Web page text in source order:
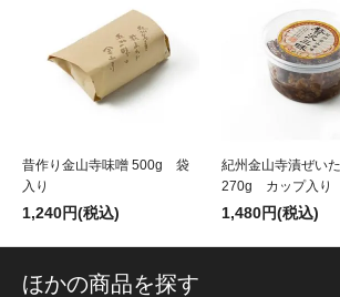
昔作り金山寺味噌 500g 袋
入り
1,240円(税込)
紀州金山寺漬ぜい
270g カップ入り
1,480円(税込)
ほかの商品を探す